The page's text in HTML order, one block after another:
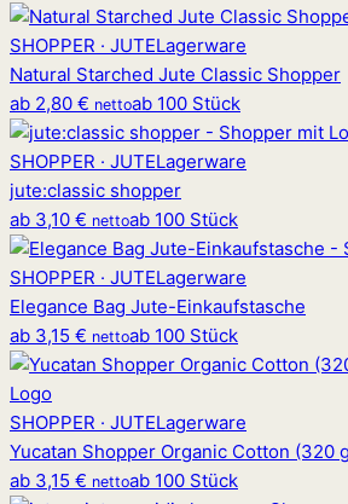
SHOPPER · JUTELagerware
Natural Starched Jute Classic Shopper
ab 2,80 € nettoab 100 Stück
SHOPPER · JUTELagerware
jute:classic shopper
ab 3,10 € nettoab 100 Stück
SHOPPER · JUTELagerware
Elegance Bag Jute-Einkaufstasche
ab 3,15 € nettoab 100 Stück
SHOPPER · JUTELagerware
Yucatan Shopper Organic Cotton (320
ab 3,15 € nettoab 100 Stück